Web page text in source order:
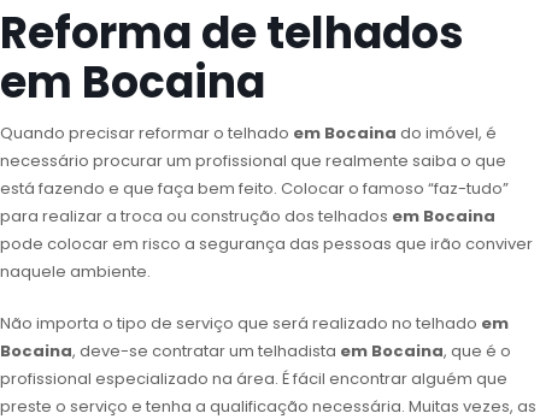
Reforma de telhados
em Bocaina
Quando precisar reformar o telhado em Bocaina do imóvel, é
necessário procurar um profissional que realmente saiba o que
está fazendo e que faça bem feito. Colocar o famoso “faz-tudo”
para realizar a troca ou construção dos telhados em Bocaina
pode colocar em risco a segurança das pessoas que irão conviver
naquele ambiente.
Não importa o tipo de serviço que será realizado no telhado em
Bocaina, deve-se contratar um telhadista em Bocaina, que é o
profissional especializado na área. É fácil encontrar alguém que
preste o serviço e tenha a qualificação necessária. Muitas vezes, as